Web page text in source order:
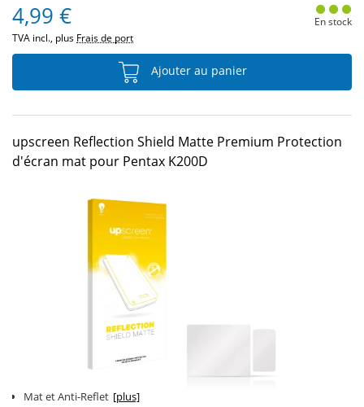
4,99 €
TVA incl., plus Frais de port
En stock
Ajouter au panier
upscreen Reflection Shield Matte Premium Protection
d'écran mat pour Pentax K200D
Mat et Anti-Reflet [plus]